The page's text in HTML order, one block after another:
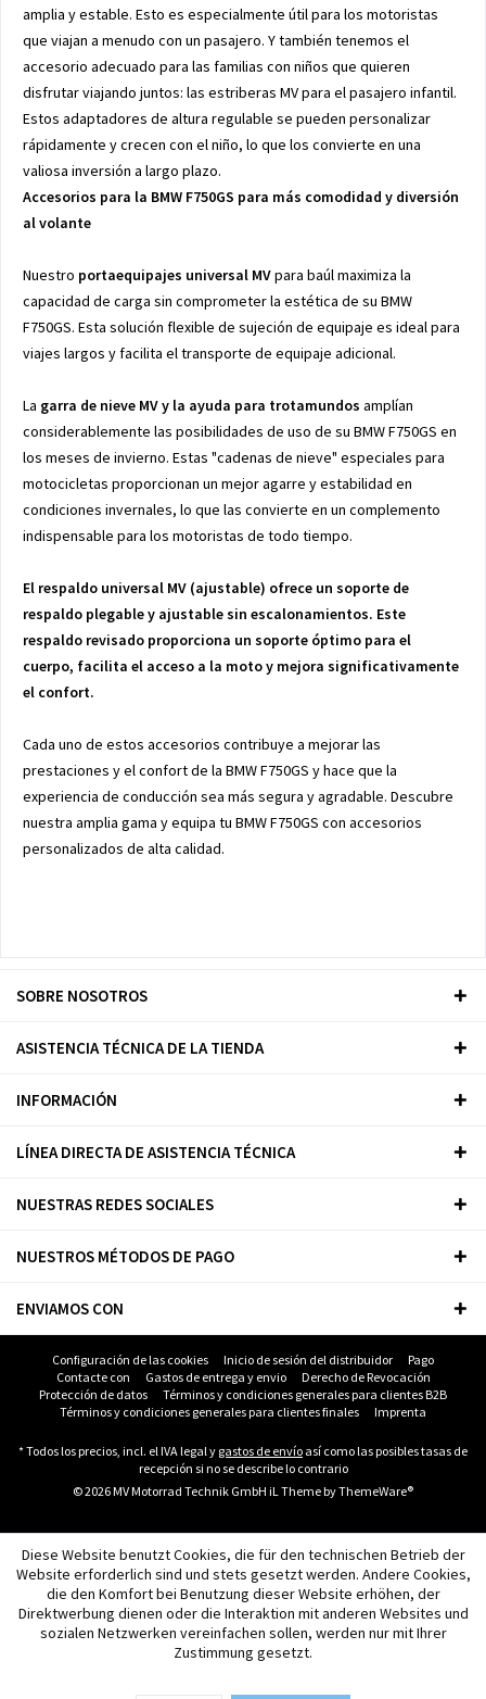
amplia y estable. Esto es especialmente útil para los motoristas
que viajan a menudo con un pasajero. Y también tenemos el
accesorio adecuado para las familias con niños que quieren
disfrutar viajando juntos: las estriberas MV para el pasajero infantil.
Estos adaptadores de altura regulable se pueden personalizar
rápidamente y crecen con el niño, lo que los convierte en una
valiosa inversión a largo plazo.
Accesorios para la BMW F750GS para más comodidad y diversión
al volante
Nuestro portaequipajes universal MVpara baúl maximiza la
capacidad de carga sin comprometer la estética de su BMW
F750GS. Esta solución flexible de sujeción de equipaje es ideal para
viajes largos y facilita el transporte de equipaje adicional.
La garra de nieve MV y la ayuda para trotamundos amplían
considerablemente las posibilidades de uso de su BMW F750GS en
los meses de invierno. Estas "cadenas de nieve" especiales para
motocicletas proporcionan un mejor agarre y estabilidad en
condiciones invernales, lo que las convierte en un complemento
indispensable para los motoristas de todo tiempo.
El respaldo universal MV (ajustable) ofrece un soporte de
respaldo plegable y ajustable sin escalonamientos. Este
respaldo revisado proporciona un soporte óptimo para el
cuerpo, facilita el acceso a la moto y mejora significativamente
el confort.
Cada uno de estos accesorios contribuye a mejorar las
prestaciones y el confort de la BMW F750GS y hace que la
experiencia de conducción sea más segura y agradable. Descubre
nuestra amplia gama y equipa tu BMW F750GS con accesorios
personalizados de alta calidad.
SOBRE NOSOTROS
ASISTENCIA TÉCNICA DE LA TIENDA
INFORMACIÓN
LÍNEA DIRECTA DE ASISTENCIA TÉCNICA
NUESTRAS REDES SOCIALES
NUESTROS MÉTODOS DE PAGO
ENVIAMOS CON
Configuración de las cookies Inicio de sesión del distribuidor
Pago
Contacte con
Gastos de entrega y envio
Derecho de Revocación
Protección de datos
Términos y condiciones generales para clientes B2B
Términos y condiciones generales para clientes finales
Imprenta
* Todos los precios, incl. el IVA legal y gastos de envío así como las posibles tasas de
recepción si no se describe lo contrario
© 2026 MV Motorrad Technik GmbH iL Theme byThemeWare®
Diese Website benutzt Cookies, die für den technischen Betrieb der
Website erforderlich sind und stets gesetzt werden. Andere Cookies,
die den Komfort bei Benutzung dieser Website erhöhen, der
Direktwerbung dienen oder die Interaktion mit anderen Websites und
sozialen Netzwerken vereinfachen sollen, werden nur mit Ihrer
Zustimmung gesetzt.